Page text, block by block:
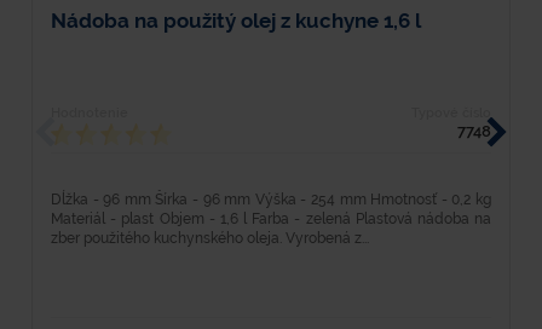
Nádoba na použitý olej z kuchyne 1,6 l
7748
Dĺžka - 96 mm Šírka - 96 mm Výška - 254 mm Hmotnosť - 0,2 kg
Materiál - plast Objem - 1,6 l Farba - zelená Plastová nádoba na
zber použitého kuchynského oleja. Vyrobená z...